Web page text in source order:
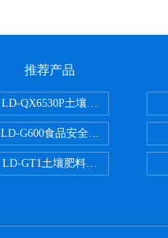
推荐产品
LD-QX6530P土壤氧化还原电位检
LD-G600食品安全检测仪
LD-GT1土壤肥料养分检测仪